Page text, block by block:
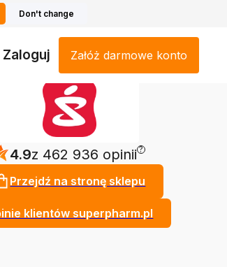
Don't change
Zaloguj Załóż darmowe konto
4.9z 462 936 opinii ?
Przejdź na stronę sklepu
klientów superpharm.pl